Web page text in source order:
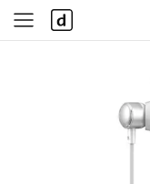
사
이
다
나
와